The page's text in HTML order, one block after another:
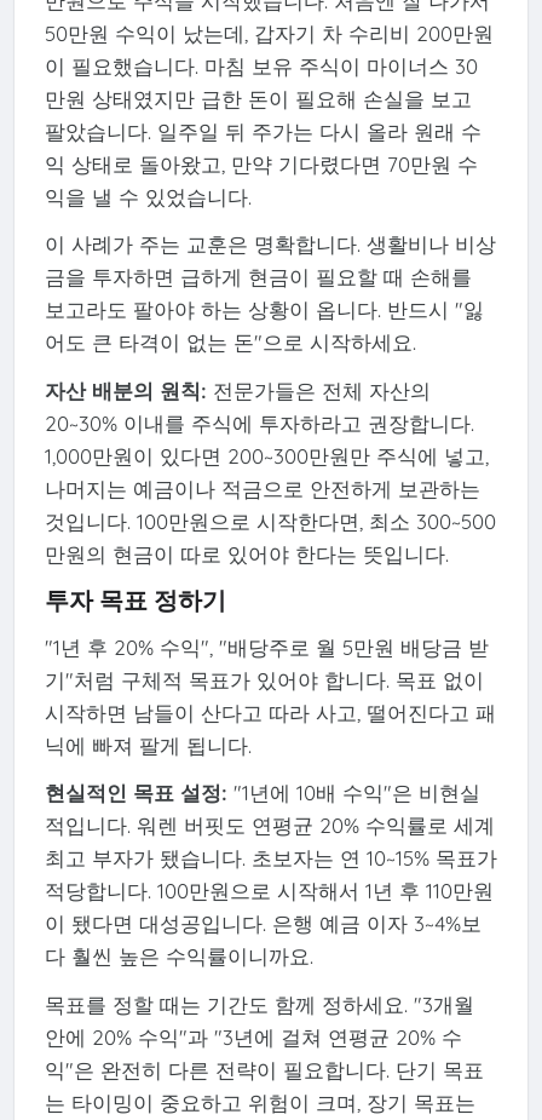
50만원 수익이 났는데, 갑자기 차 수리비 200만원
이 필요했습니다. 마침 보유 주식이 마이너스 30
만원 상태였지만 급한 돈이 필요해 손실을 보고
팔았습니다. 일주일 뒤 주가는 다시 올라 원래 수
익 상태로 돌아왔고, 만약 기다렸다면 70만원 수
익을 낼 수 있었습니다.
이 사례가 주는 교훈은 명확합니다. 생활비나 비상
금을 투자하면 급하게 현금이 필요할 때 손해를
보고라도 팔아야 하는 상황이 옵니다. 반드시 "잃
어도 큰 타격이 없는 돈"으로 시작하세요.
자산 배분의 원칙: 전문가들은 전체 자산의
20~30% 이내를 주식에 투자하라고 권장합니다.
1,000만원이 있다면 200~300만원만 주식에 넣고,
나머지는 예금이나 적금으로 안전하게 보관하는
것입니다. 100만원으로 시작한다면, 최소 300~500
만원의 현금이 따로 있어야 한다는 뜻입니다.
투자 목표 정하기
"1년 후 20% 수익", "배당주로 월 5만원 배당금 받
기"처럼 구체적 목표가 있어야 합니다. 목표 없이
시작하면 남들이 산다고 따라 사고, 떨어진다고 패
닉에 빠져 팔게 됩니다.
현실적인 목표 설정: "1년에 10배 수익"은 비현실
적입니다. 워렌 버핏도 연평균 20% 수익률로 세계
최고 부자가 됐습니다. 초보자는 연 10~15% 목표가
적당합니다. 100만원으로 시작해서 1년 후 110만원
이 됐다면 대성공입니다. 은행 예금 이자 3~4%보
다 훨씬 높은 수익률이니까요.
목표를 정할 때는 기간도 함께 정하세요. "3개월
안에 20% 수익"과 "3년에 걸쳐 연평균 20% 수
익"은 완전히 다른 전략이 필요합니다. 단기 목표
는 타이밍이 중요하고 위험이 크며, 장기 목표는